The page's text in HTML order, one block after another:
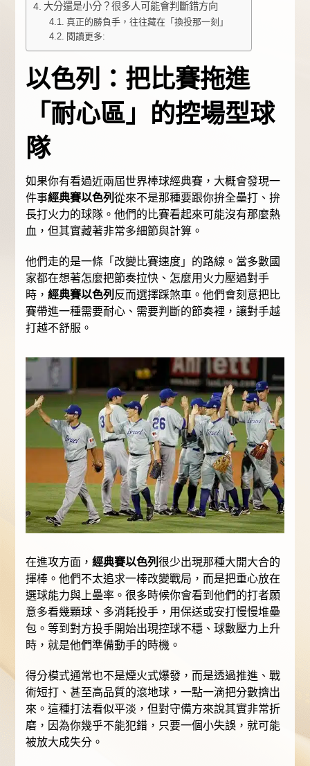
大分還是小分？很多人可能會判斷錯方向
真正的勝負手，往往藏在「換投那一刻」
閱讀更多:
以色列：把比賽拖進
「耐心區」的控場型球
隊
如果你有看過近兩屆世界棒球經典賽，大概會發現一
件事經典賽以色列從來不是那種要跟你拚全壘打、拚
長打火力的球隊。他們的比賽看起來可能沒有那麼熱
血，但其實藏著非常多細節與計算。
他們走的是一條「改變比賽速度」的路線。當多數國
家都在想著怎麼把節奏拉快、怎麼用火力壓過對手
時，經典賽以色列 反而選擇踩煞車。他們會刻意把比
賽帶進一種需要耐心、需要判斷的節奏裡，讓對手越
打越不舒服。
在進攻方面，經典賽以色列很少出現那種大開大合的
揮棒。他們不太追求一棒改變戰局，而是把重心放在
選球能力與上壘率。很多時候你會看到他們的打者願
意多看幾顆球、多消耗投手，用保送或安打慢慢堆壘
包。等到對方投手開始出現控球不穩、球數壓力上升
時，就是他們準備動手的時機。
得分模式通常也不是煙火式爆發，而是透過推進、戰
術短打、甚至高品質的滾地球，一點一滴把分數擠出
來。這種打法看似平淡，但對守備方來說其實非常折
磨，因為你幾乎不能犯錯，只要一個小失誤，就可能
被放大成失分。